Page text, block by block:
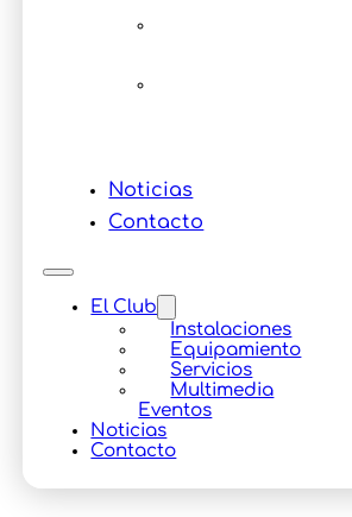
Noticias
Contacto
El Club
Instalaciones
Equipamiento
Servicios
Multimedia
Eventos
Noticias
Contacto